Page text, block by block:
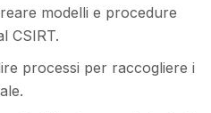
modelli e procedure
CSIRT.
processi per raccogliere i